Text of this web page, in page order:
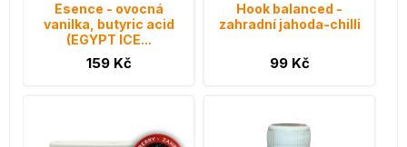
Esence - ovocná
vanilka, butyric acid
(EGYPT ICE...
159 Kč
Hook balanced -
zahradní jahoda-chilli
99 Kč